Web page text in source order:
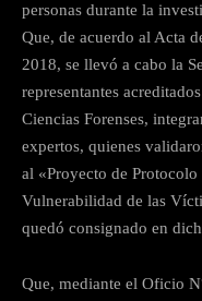
personas durante la
Que, de acuerdo al Acta
2018, se llevó a cabo la
representantes
Ciencias Forenses,
expertos, quienes
al «Proyecto de
Vulnerabilidad de las
quedó consignado en
Que, mediante el Oficio